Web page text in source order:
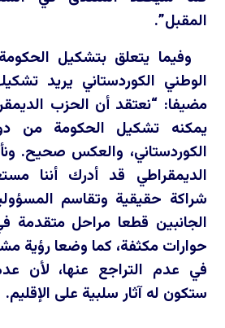
المقبل”.
وفيما يتعلق بتشكيل
الوطني الكوردستاني يريد
مضيفا: “نعتقد أن الحزب
يمكنه تشكيل الحكومة من
الكوردستاني، والعكس صحيح.
الديمقراطي قد أدرك أننا
شراكة حقيقية وتقاسم
الجانبين قطعا مراحل متقدمة
حوارات مكثفة، كما وضعا رؤية
في عدم التراجع عنها، لأن
ستكون له آثار سلبية على الإقليم.